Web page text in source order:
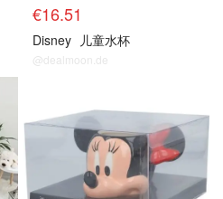
€16.51
Disney 儿童水杯
@dealmoon.de